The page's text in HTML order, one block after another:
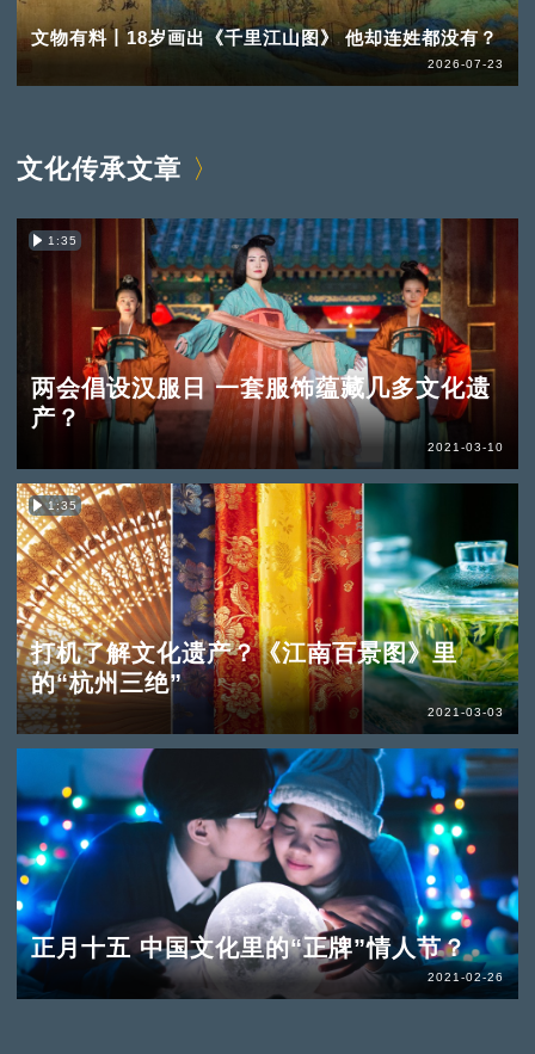
文物有料丨18岁画出《千里江山图》 他却连姓都没有？
2026-07-23
文化传承文章
1:35
两会倡设汉服日 一套服饰蕴藏几多文化遗
产？
2021-03-10
1:35
打机了解文化遗产？《江南百景图》里
的“杭州三绝”
2021-03-03
正月十五 中国文化里的“正牌”情人节？
2021-02-26